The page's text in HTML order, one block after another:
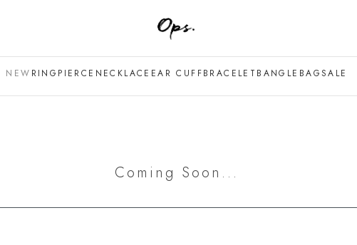
NEW RING PIERCE NECKLACE EAR CUFFBRACELET BANGLE BAGSALE
Coming Soon...